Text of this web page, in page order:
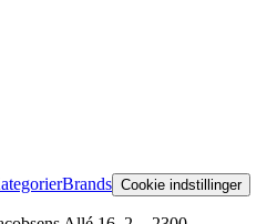
Brands Cookie indstillinger